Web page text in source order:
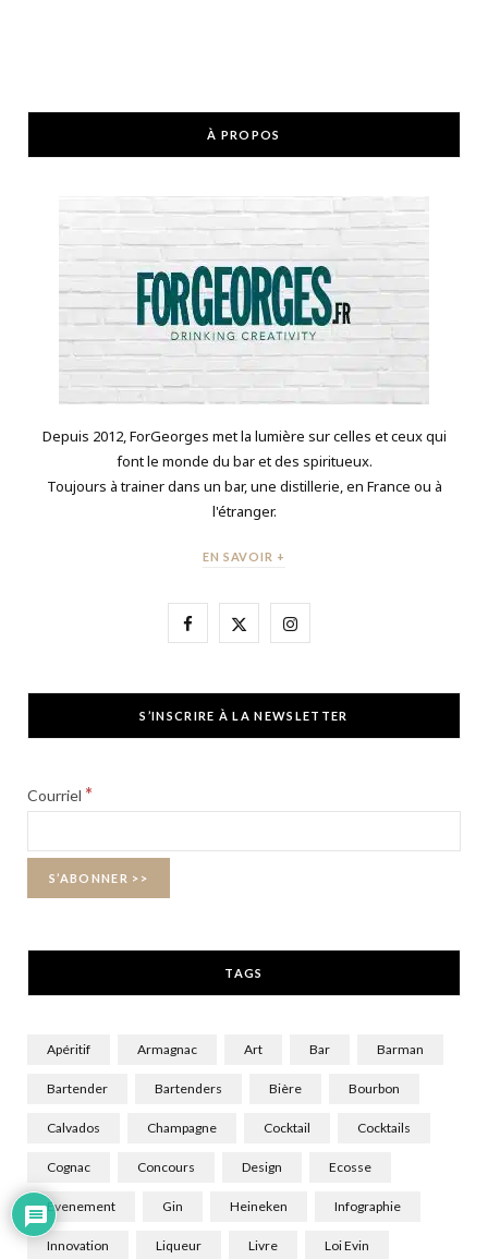
À PROPOS
Depuis 2012, ForGeorges met la lumière sur celles et ceux qui
font le monde du bar et des spiritueux.
Toujours à trainer dans un bar, une distillerie, en France ou à
l'étranger.
EN SAVOIR +
F
e
X
w
I
t
S’INSCRIRE À LA NEWSLETTER
Courriel *
TAGS
Apéritif Armagnac Art Bar Barman
Bartender Bartenders Bière Bourbon
Calvados Champagne Cocktail Cocktails
Cognac Concours Design Ecosse
Evenement Gin Heineken Infographie
Innovation Liqueur Livre Loi Evin